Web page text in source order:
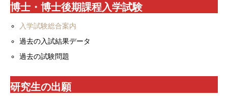
博士・博士後期課程入学試験
入学試験総合案内
過去の入試結果データ
過去の試験問題
研究生の出願